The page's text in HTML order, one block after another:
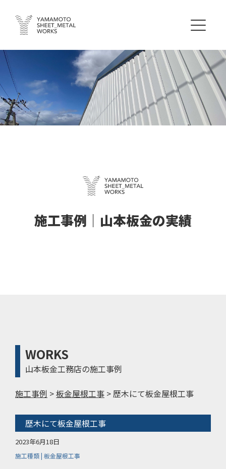
施工事例｜山本板金の実績
WORKS
山本板金工務店の施工事例
施工事例 >板金屋根工事 >歴木にて板金屋根工事
歴木にて板金屋根工事
2023年6月18日
施工種類 | 板金屋根工事